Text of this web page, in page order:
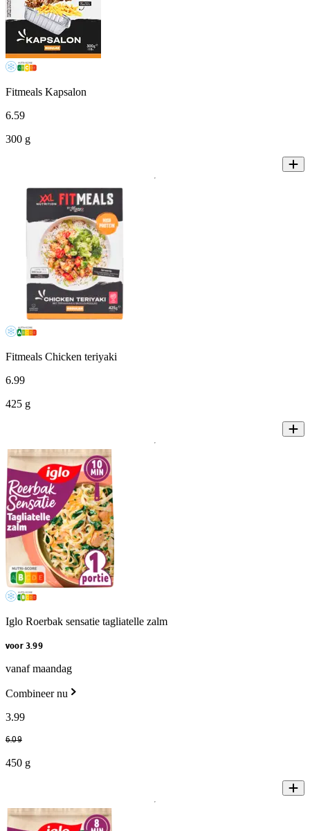
Fitmeals Kapsalon
6.59
300 g
Fitmeals Chicken teriyaki
6.99
425 g
Iglo Roerbak sensatie tagliatelle zalm
voor 3.99
vanaf maandag
Combineer nu
3.99
6.09
450 g